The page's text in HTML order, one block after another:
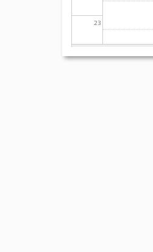
23